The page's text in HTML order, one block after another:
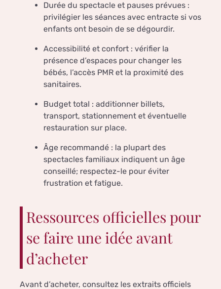
Durée du spectacle et pauses prévues :
privilégier les séances avec entracte si vos
enfants ont besoin de se dégourdir.
Accessibilité et confort : vérifier la
présence d’espaces pour changer les
bébés, l’accès PMR et la proximité des
sanitaires.
Budget total : additionner billets,
transport, stationnement et éventuelle
restauration sur place.
Âge recommandé : la plupart des
spectacles familiaux indiquent un âge
conseillé; respectez-le pour éviter
frustration et fatigue.
Ressources officielles pour
se faire une idée avant
d’acheter
Avant d’acheter, consultez les extraits officiels